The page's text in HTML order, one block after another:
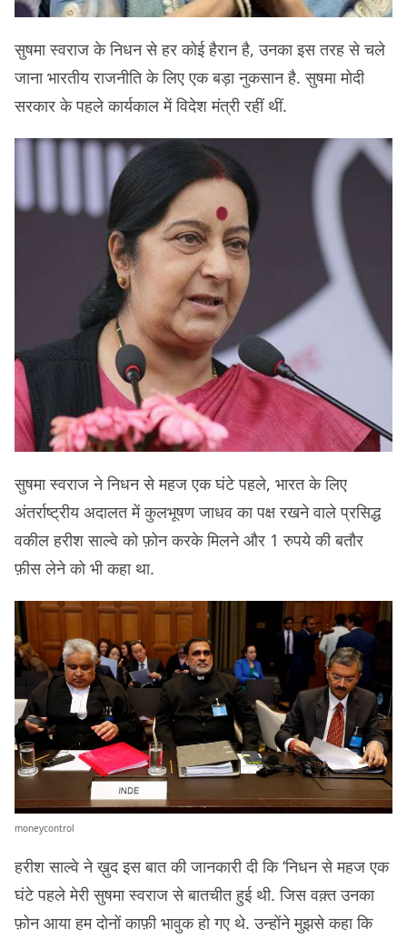
सुषमा स्वराज के निधन से हर कोई हैरान है, उनका इस तरह से चले
जाना भारतीय राजनीति के लिए एक बड़ा नुकसान है. सुषमा मोदी
सरकार के पहले कार्यकाल में विदेश मंत्री रहीं थीं.
सुषमा स्वराज ने निधन से महज एक घंटे पहले, भारत के लिए
अंतर्राष्ट्रीय अदालत में कुलभूषण जाधव का पक्ष रखने वाले प्रसिद्ध
वकील हरीश साल्वे को फ़ोन करके मिलने और 1 रुपये की बतौर
फ़ीस लेने को भी कहा था.
moneycontrol
हरीश साल्वे ने ख़ुद इस बात की जानकारी दी कि ‘निधन से महज एक
घंटे पहले मेरी सुषमा स्वराज से बातचीत हुई थी. जिस वक़्त उनका
फ़ोन आया हम दोनों काफ़ी भावुक हो गए थे. उन्होंने मुझसे कहा कि